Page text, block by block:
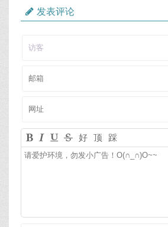
发表评论
好 顶 踩